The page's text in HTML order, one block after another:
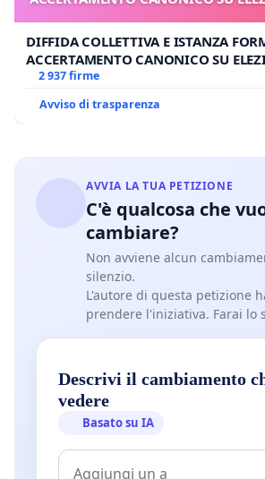
DIFFIDA COLLETTIVA E ISTANZA
ACCERTAMENTO CANONICO SU
2 937 firme
Avviso di trasparenza
AVVIA LA TUA PETIZIONE
C'è qualcosa che
cambiare?
Non avviene alcun
silenzio.
L'autore di questa petizione
prendere l'iniziativa. Farai lo
Descrivi il cambiamento
vedere
Basato su IA